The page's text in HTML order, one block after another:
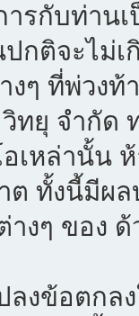
รกับท่าน
กติจะไม่
งๆ ที่พ่วง
ทยุ จำกัด
อเหล่านั้น
ทั้งนี้มีผล
งๆ ของ ด้
งข้อตกล